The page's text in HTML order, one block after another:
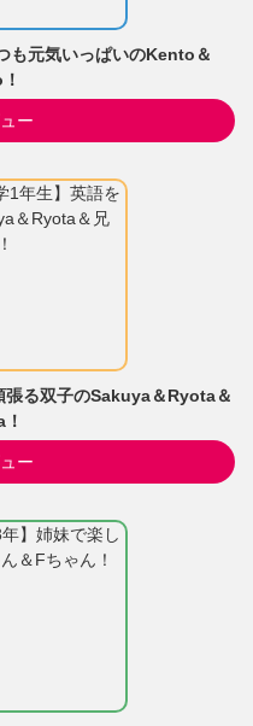
も元気いっぱいのKento＆
ー
張る双子のSakuya＆Ryota＆
ー